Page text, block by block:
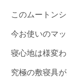
このムートン
今お使いのマ
寝心地は様変わ
究極の敷寝具